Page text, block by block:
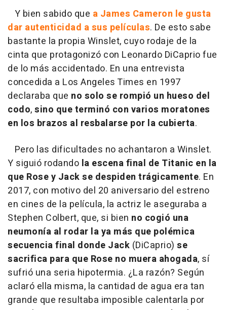
Y bien sabido que a James Cameron le gusta
dar autenticidad a sus películas. De esto sabe
bastante la propia Winslet, cuyo rodaje de la
cinta que protagonizó con Leonardo DiCaprio fue
de lo más accidentado. En una entrevista
concedida a Los Angeles Times en 1997
declaraba que no solo se rompió un hueso del
codo,sino que terminó con varios moratones
en los brazos al resbalarse por la cubierta.
Pero las dificultades no achantaron a Winslet.
Y siguió rodando la escena final de Titanic en la
que Rose y Jack se despiden trágicamente. En
2017, con motivo del 20 aniversario del estreno
en cines de la película, la actriz le aseguraba a
Stephen Colbert, que, si bien no cogió una
neumonía al rodar la ya más que polémica
secuencia final donde Jack (DiCaprio) se
sacrifica para que Rose no muera ahogada, sí
sufrió una seria hipotermia. ¿La razón? Según
aclaró ella misma, la cantidad de agua era tan
grande que resultaba imposible calentarla por